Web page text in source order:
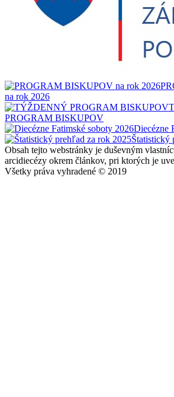
na rok 2026
PROGRAM BISKUPOV
Diecézne
Štatistický
Obsah tejto webstránky je duševným
arcidiecézy okrem článkov, pri ktorých je
Všetky práva vyhradené © 2019